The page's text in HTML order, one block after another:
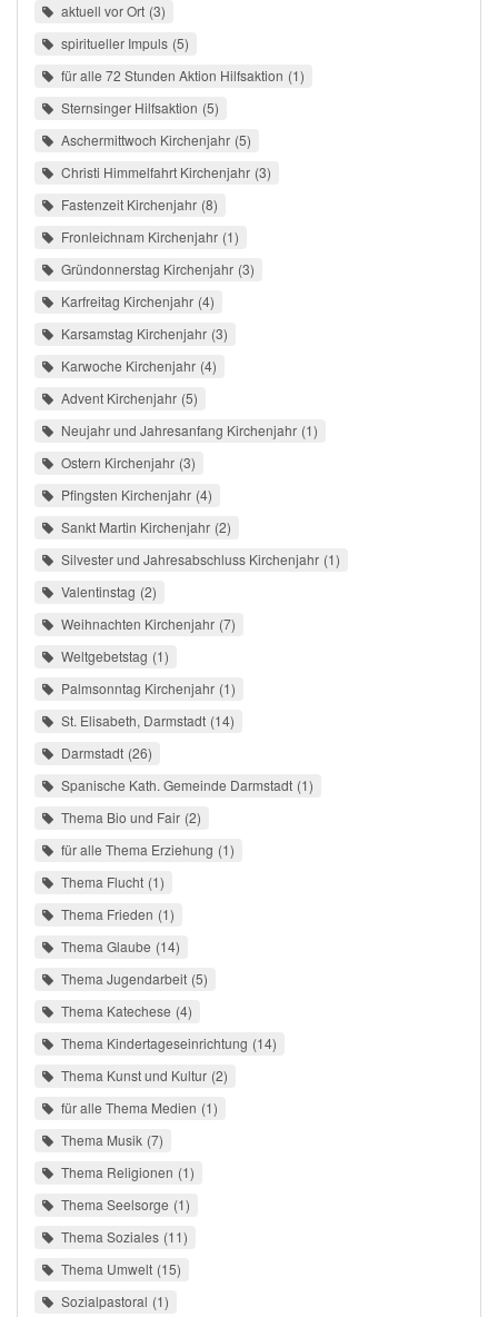
aktuell vor Ort 3
spiritueller Impuls 5
für alle 72 Stunden Aktion Hilfsaktion 1
Sternsinger Hilfsaktion 5
Aschermittwoch Kirchenjahr 5
Christi Himmelfahrt Kirchenjahr 3
Fastenzeit Kirchenjahr 8
Fronleichnam Kirchenjahr 1
Gründonnerstag Kirchenjahr 3
Karfreitag Kirchenjahr 4
Karsamstag Kirchenjahr 3
Karwoche Kirchenjahr 4
Advent Kirchenjahr 5
Neujahr und Jahresanfang Kirchenjahr 1
Ostern Kirchenjahr 3
Pfingsten Kirchenjahr 4
Sankt Martin Kirchenjahr 2
Silvester und Jahresabschluss Kirchenjahr 1
Valentinstag 2
Weihnachten Kirchenjahr 7
Weltgebetstag 1
Palmsonntag Kirchenjahr 1
St. Elisabeth, Darmstadt 14
Darmstadt 26
Spanische Kath. Gemeinde Darmstadt 1
Thema Bio und Fair 2
für alle Thema Erziehung 1
Thema Flucht 1
Thema Frieden 1
Thema Glaube 14
Thema Jugendarbeit 5
Thema Katechese 4
Thema Kindertageseinrichtung 14
Thema Kunst und Kultur 2
für alle Thema Medien 1
Thema Musik 7
Thema Religionen 1
Thema Seelsorge 1
Thema Soziales 11
Thema Umwelt 15
Sozialpastoral 1